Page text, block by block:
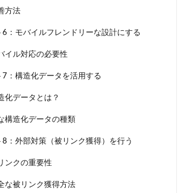
方法
6：モバイルフレンドリーな設計にする
イル対応の必要性
7：構造化データを活用する
化データとは？
構造化データの種類
8：外部対策（被リンク獲得）を行う
ンクの重要性
な被リンク獲得方法